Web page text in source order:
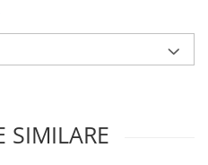
SIMILARE